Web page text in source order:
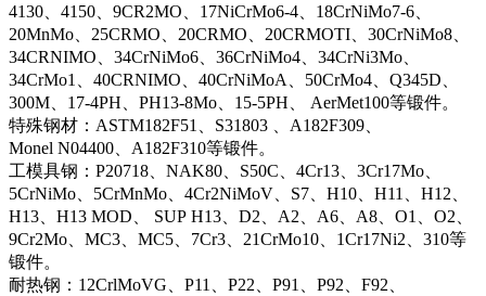
4130、4150、9CR2MO、17NiCrMo6-4、18CrNiMo7-6、
20MnMo、25CRMO、20CRMO、20CRMOTI、30CrNiMo8、
34CRNIMO、34CrNiMo6、36CrNiMo4、34CrNi3Mo、
34CrMo1、40CRNIMO、40CrNiMoA、50CrMo4、Q345D、
300M、17-4PH、PH13-8Mo、15-5PH、 AerMet100等锻件。
特殊钢材：ASTM182F51、S31803 、A182F309、
Monel N04400、A182F310等锻件。
工模具钢：P20718、NAK80、S50C、4Cr13、3Cr17Mo、
5CrNiMo、5CrMnMo、4Cr2NiMoV、S7、H10、H11、H12、
H13、H13 MOD、 SUP H13、D2、A2、A6、A8、O1、O2、
9Cr2Mo、MC3、MC5、7Cr3、21CrMo10、1Cr17Ni2、310等
锻件。
耐热钢：12CrlMoVG、P11、P22、P91、P92、F92、